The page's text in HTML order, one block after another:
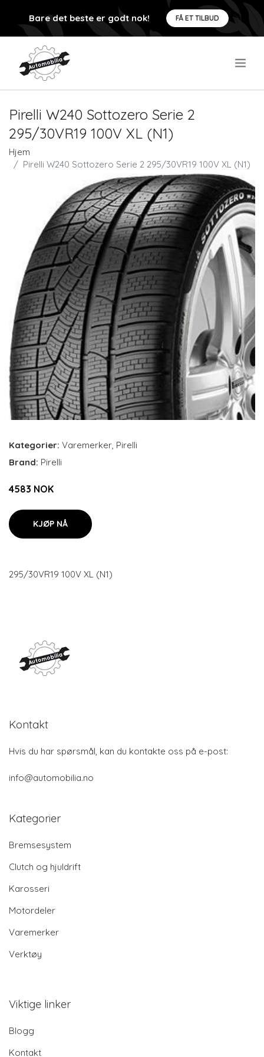
Bare det beste er godt nok! FÅ ET TILBUD
Pirelli W240 Sottozero Serie 2
295/30VR19 100V XL (N1)
Hjem
Pirelli W240 Sottozero Serie 2 295/30VR19 100V XL (N1)
Kategorier: Varemerker, Pirelli
Brand: Pirelli
4583 NOK
KJØP NÅ
295/30VR19 100V XL (N1)
Kontakt
Hvis du har spørsmål, kan du kontakte oss på e-post:
info@automobilia.no
Kategorier
Bremsesystem
Clutch og hjuldrift
Karosseri
Motordeler
Varemerker
Verktøy
Viktige linker
Blogg
Kontakt